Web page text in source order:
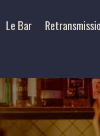
Le Bar